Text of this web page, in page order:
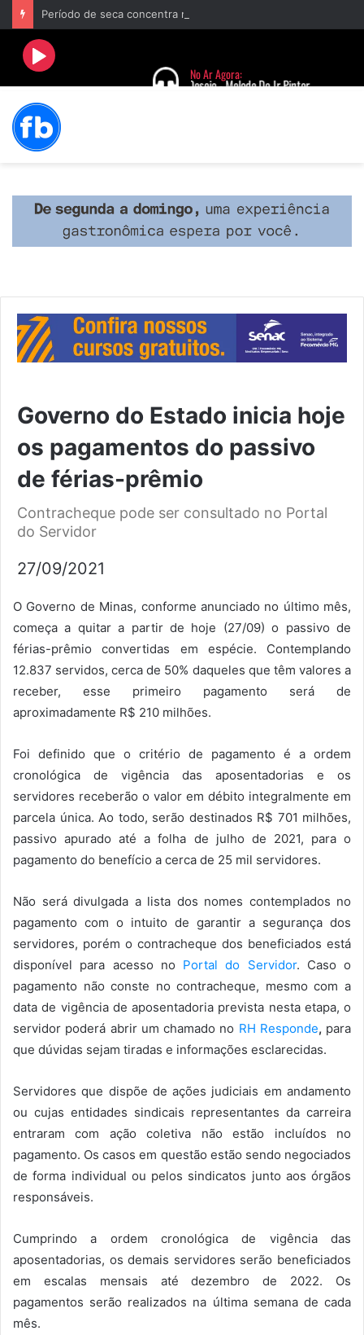
Governo do Estado inicia hoje
os pagamentos do passivo
de férias-prêmio
Contracheque pode ser consultado no Portal
do Servidor
27/09/2021
O Governo de Minas, conforme anunciado no último mês,
começa a quitar a partir de hoje (27/09) o passivo de
férias-prêmio convertidas em espécie. Contemplando
12.837 servidos, cerca de 50% daqueles que têm valores a
receber, esse primeiro pagamento será de
aproximadamente R$ 210 milhões.
Foi definido que o critério de pagamento é a ordem
cronológica de vigência das aposentadorias e os
servidores receberão o valor em débito integralmente em
parcela única. Ao todo, serão destinados R$ 701 milhões,
passivo apurado até a folha de julho de 2021, para o
pagamento do benefício a cerca de 25 mil servidores.
Não será divulgada a lista dos nomes contemplados no
pagamento com o intuito de garantir a segurança dos
servidores, porém o contracheque dos beneficiados está
disponível para acesso no Portal do Servidor. Caso o
pagamento não conste no contracheque, mesmo com a
data de vigência de aposentadoria prevista nesta etapa, o
servidor poderá abrir um chamado no RH Responde, para
que dúvidas sejam tiradas e informações esclarecidas.
Servidores que dispõe de ações judiciais em andamento
ou cujas entidades sindicais representantes da carreira
entraram com ação coletiva não estão incluídos no
pagamento. Os casos em questão estão sendo negociados
de forma individual ou pelos sindicatos junto aos órgãos
responsáveis.
Cumprindo a ordem cronológica de vigência das
aposentadorias, os demais servidores serão beneficiados
em escalas mensais até dezembro de 2022. Os
pagamentos serão realizados na última semana de cada
mês.